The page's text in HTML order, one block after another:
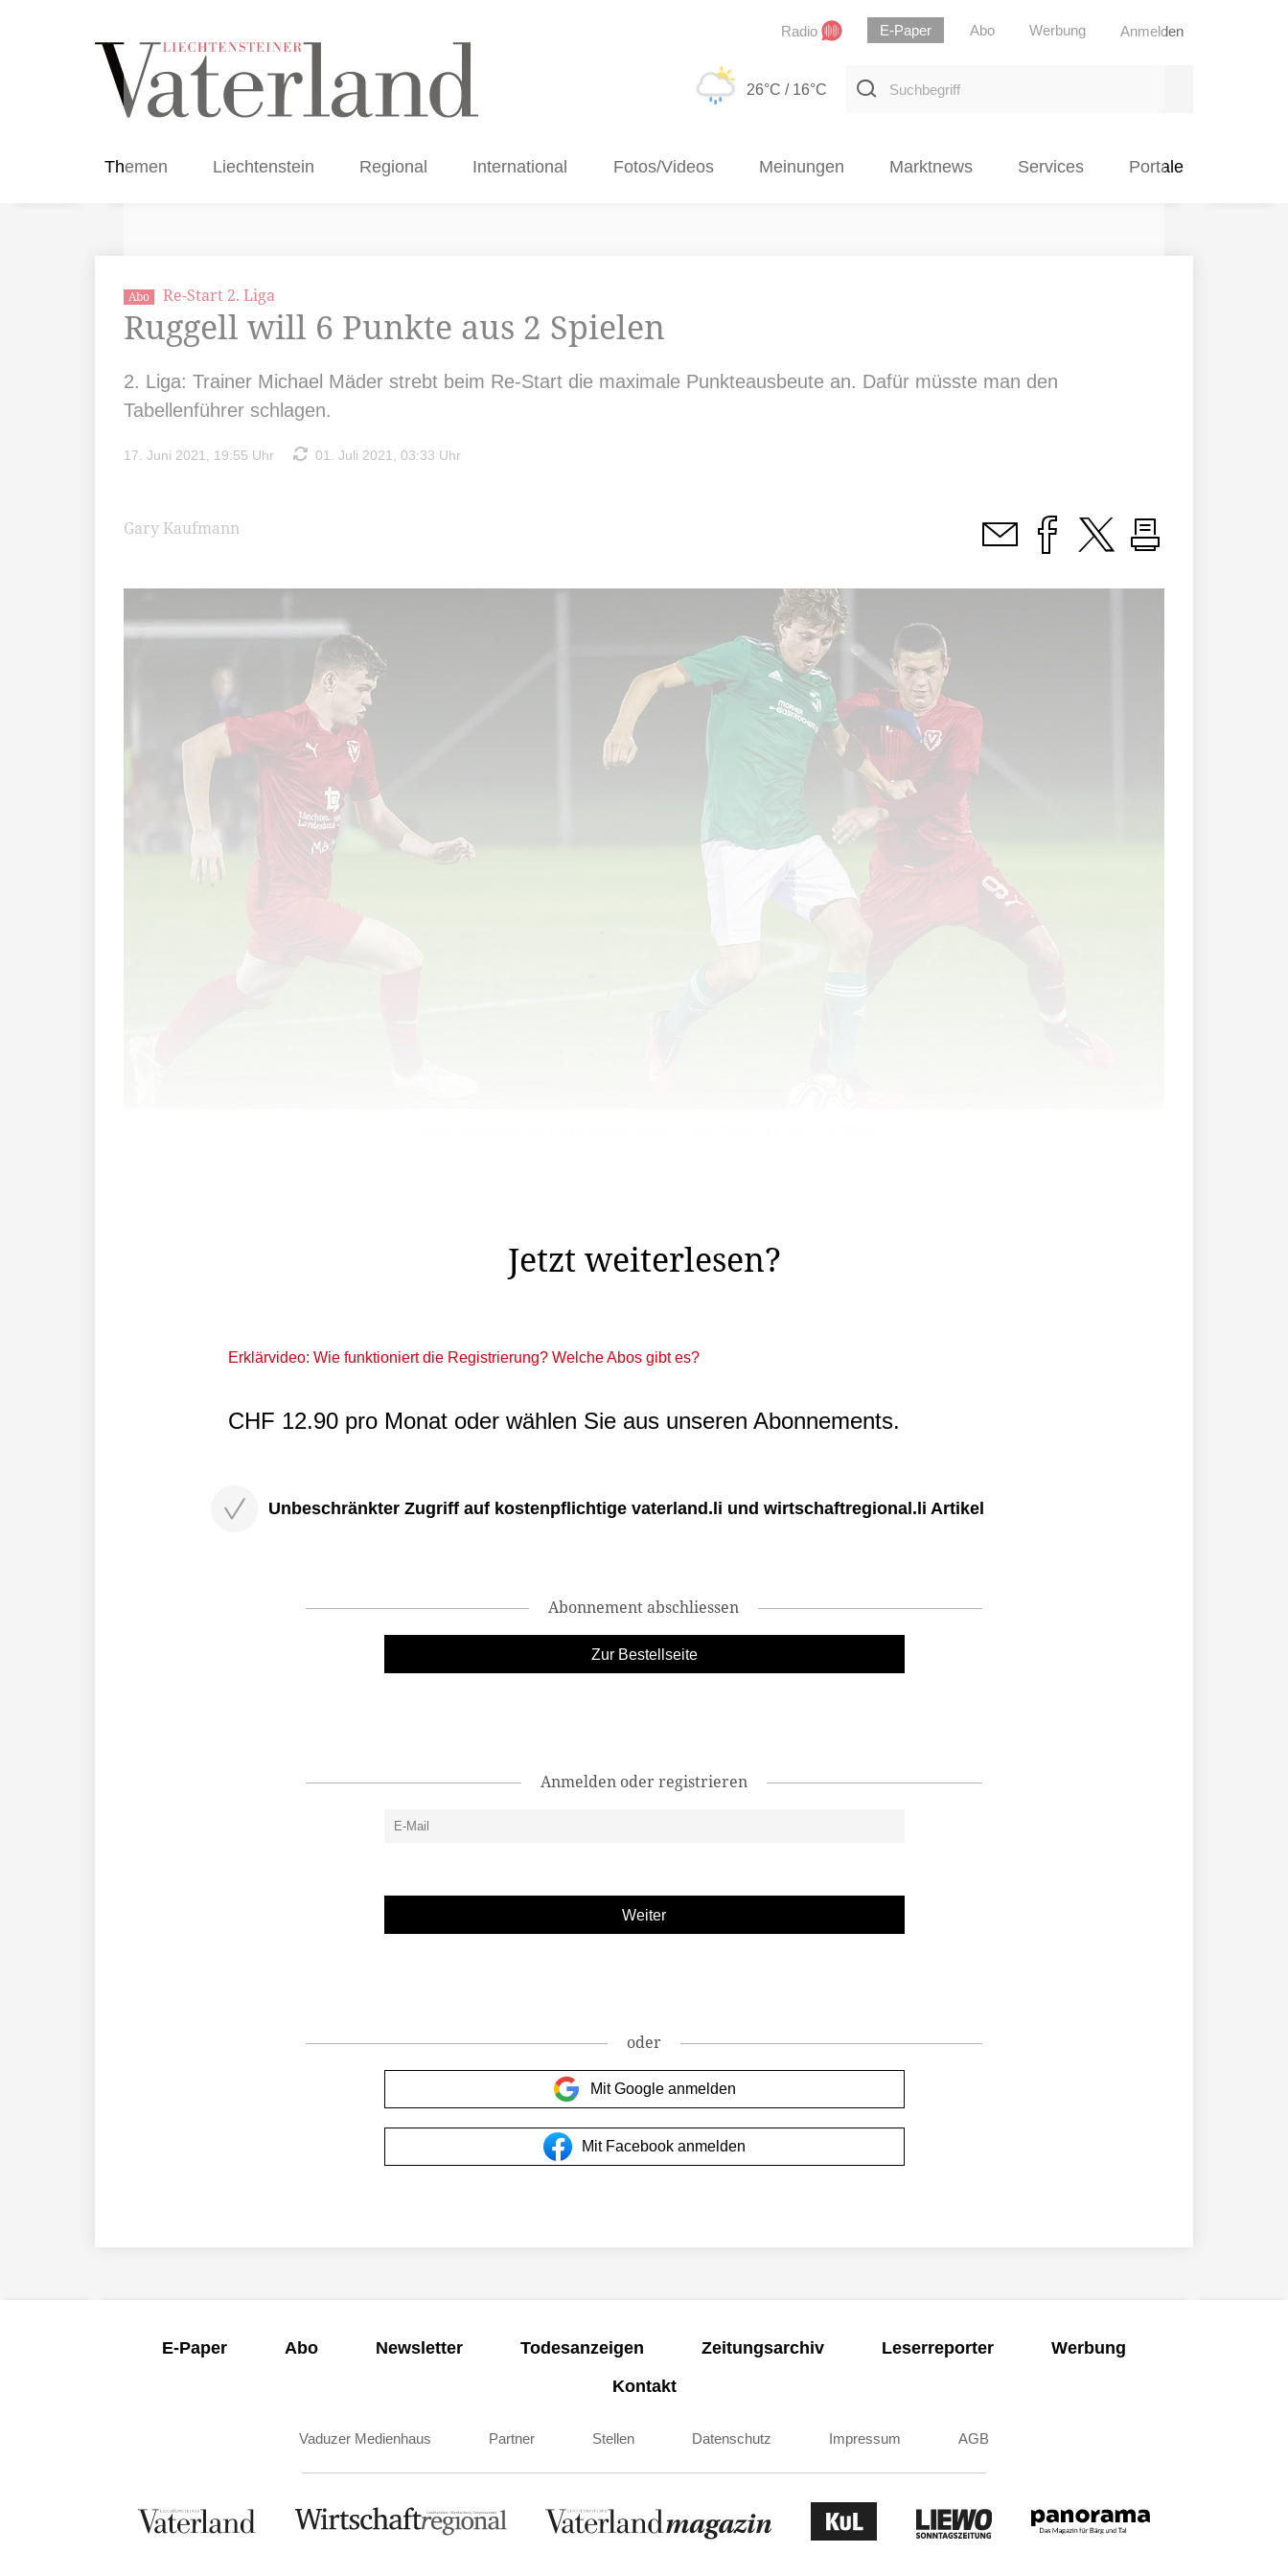
Radio E-Paper Abo Werbung Anmelden
26°C / 16°C
Suchbegriff
Themen Liechtenstein Regional International Fotos/Videos Meinungen Marktnews Services Portale
Abo Re-Start 2. Liga
Ruggell will 6 Punkte aus 2 Spielen
2. Liga: Trainer Michael Mäder strebt beim Re-Start die maximale Punkteausbeute an. Dafür müsste man den
Tabellenführer schlagen.
17. Juni 2021, 19:55 Uhr 01. Juli 2021, 03:33 Uhr
Gary Kaufmann
Jetzt weiterlesen?
Erklärvideo: Wie funktioniert die Registrierung? Welche Abos gibt es?
CHF 12.90 pro Monat oder wählen Sie aus unseren Abonnements.
Unbeschränkter Zugriff auf kostenpflichtige vaterland.li und wirtschaftregional.li Artikel
Abonnement abschliessen
Zur Bestellseite
Anmelden oder registrieren
oder
Mit Google anmelden
Mit Facebook anmelden
E-Paper Abo Newsletter Todesanzeigen Zeitungsarchiv Leserreporter
Werbung
Kontakt
Vaduzer Medienhaus Partner Stellen Datenschutz Impressum AGB